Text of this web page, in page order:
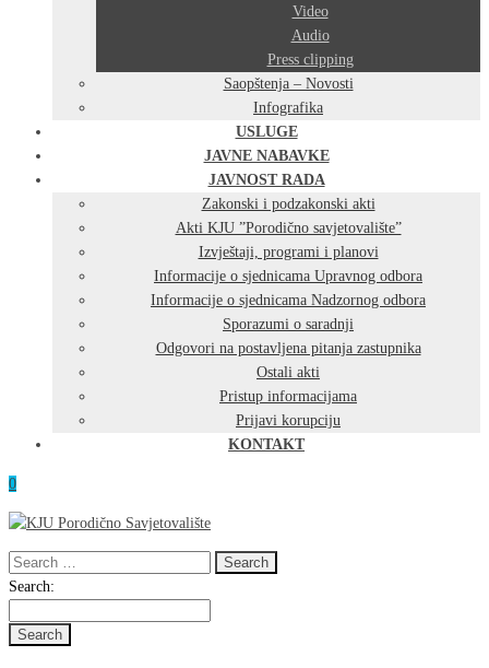
Video
Audio
Press clipping
Saopštenja – Novosti
Infografika
USLUGE
JAVNE NABAVKE
JAVNOST RADA
Zakonski i podzakonski akti
Akti KJU ”Porodično savjetovalište”
Izvještaji, programi i planovi
Informacije o sjednicama Upravnog odbora
Informacije o sjednicama Nadzornog odbora
Sporazumi o saradnji
Odgovori na postavljena pitanja zastupnika
Ostali akti
Pristup informacijama
Prijavi korupciju
KONTAKT
0
Search
for:
Search
Search: